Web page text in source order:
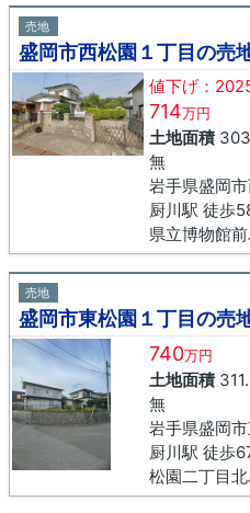
売地
盛岡市西松園１丁目の売
値下げ：
714万円
土地面積
無
岩手県盛岡
厨川駅 徒歩
県立博物館
売地
盛岡市東松園１丁目の売
740万円
土地面積
無
岩手県盛岡
厨川駅 徒歩
松園二丁目